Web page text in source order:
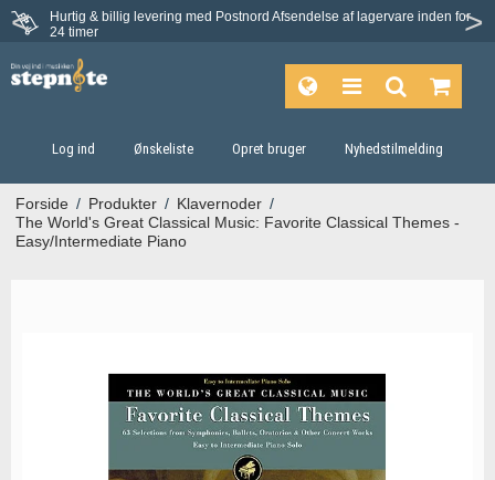
Hurtig & billig levering med Postnord Afsendelse af lagervare inden for
24 timer
Fortrydelsesret på 30 dage
Log ind Ønskeliste Opret bruger Nyhedstilmelding
Forside / Produkter / Klavernoder /
The World's Great Classical Music: Favorite Classical Themes -
Easy/Intermediate Piano